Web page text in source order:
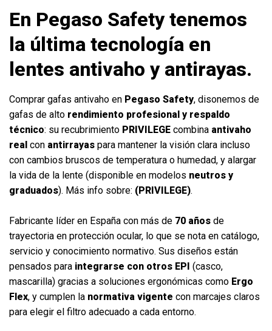
En Pegaso Safety tenemos
la última tecnología en
lentes antivaho y antirayas.
Comprar gafas antivaho en Pegaso Safety, disonemos de
gafas de alto rendimiento profesional y respaldo
técnico: su recubrimiento PRIVILEGE combina antivaho
real con antirrayas para mantener la visión clara incluso
con cambios bruscos de temperatura o humedad, y alargar
la vida de la lente (disponible en modelos neutros y
graduados). Más info sobre: (PRIVILEGE).
Fabricante líder en España con más de 70 años de
trayectoria en protección ocular, lo que se nota en catálogo,
servicio y conocimiento normativo. Sus diseños están
pensados para integrarse con otros EPI (casco,
mascarilla) gracias a soluciones ergonómicas como Ergo
Flex, y cumplen la normativa vigente con marcajes claros
para elegir el filtro adecuado a cada entorno.